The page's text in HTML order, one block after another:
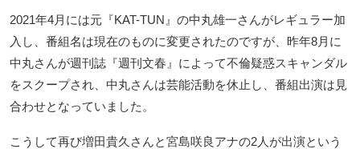
2021年4月には元『KAT-TUN』の中丸雄一さんがレギュラー加
入し、番組名は現在のものに変更されたのですが、昨年8月に
中丸さんが週刊誌『週刊文春』によって不倫疑惑スキャンダル
をスクープされ、中丸さんは芸能活動を休止し、番組出演は見
合わせとなっていました。
こうして再び増田貴久さんと宮島咲良アナの2人が出演という